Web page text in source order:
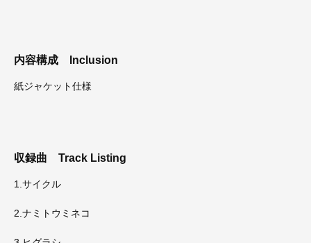
内容構成 Inclusion
紙ジャケット仕様
収録曲 Track Listing
1.サイクル
2.ナミトウミネコ